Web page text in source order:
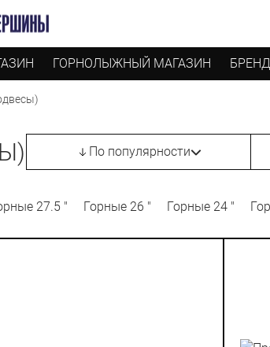
ГОРНОЛЫЖНЫЙ МАГАЗИН
По популярности
27.5 " Горные 26 " Горные 24 "